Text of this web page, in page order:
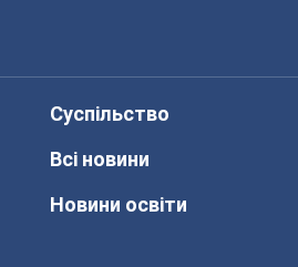
Суспільство
Всі новини
Новини освіти